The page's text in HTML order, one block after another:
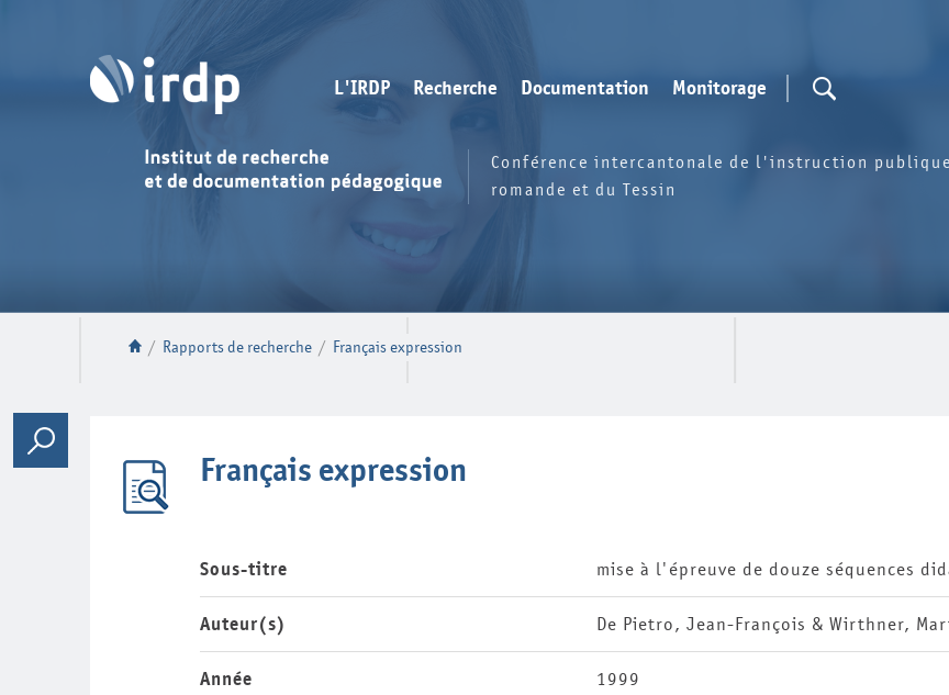
L'IRDP Recherche Documentation Monitorage
Conférence intercantonale de l'instruction
romande et du Tessin
/ Rapports de recherche / Français expression
Français expression
Sous-titre mise à l'épreuve de douze séquences
Auteur(s) De Pietro, Jean-François & Wirthner,
Année 1999